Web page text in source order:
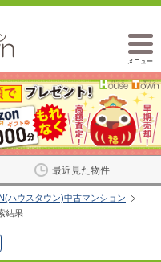
メニュー
最近見た物件
ハウスタウン)中古マンション
結果